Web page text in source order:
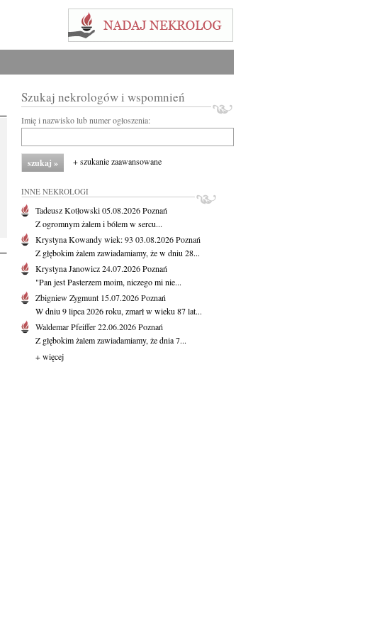
Szukaj nekrologów i wspomnień
Imię i nazwisko lub numer ogłoszenia:
+ szukanie zaawansowane
INNE NEKROLOGI
Tadeusz Kotłowski05.08.2026Poznań
Z ogromnym żalem i bólem w sercu...
Krystyna Kowandywiek: 93 03.08.2026Poznań
Z głębokim żalem zawiadamiamy, że w dniu 28...
Krystyna Janowicz24.07.2026Poznań
"Pan jest Pasterzem moim, niczego mi nie...
Zbigniew Zygmunt 15.07.2026Poznań
W dniu 9 lipca 2026 roku, zmarł w wieku 87 lat...
Waldemar Pfeiffer22.06.2026Poznań
Z głębokim żalem zawiadamiamy, że dnia 7...
+ więcej